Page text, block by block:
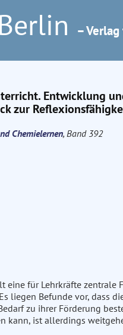
–
Entwicklung
zur
Chemielernen, Band 392
eine für Lehrkräfte zentrale
liegen Befunde vor, dass
zu ihrer Förderung
kann, ist allerdings